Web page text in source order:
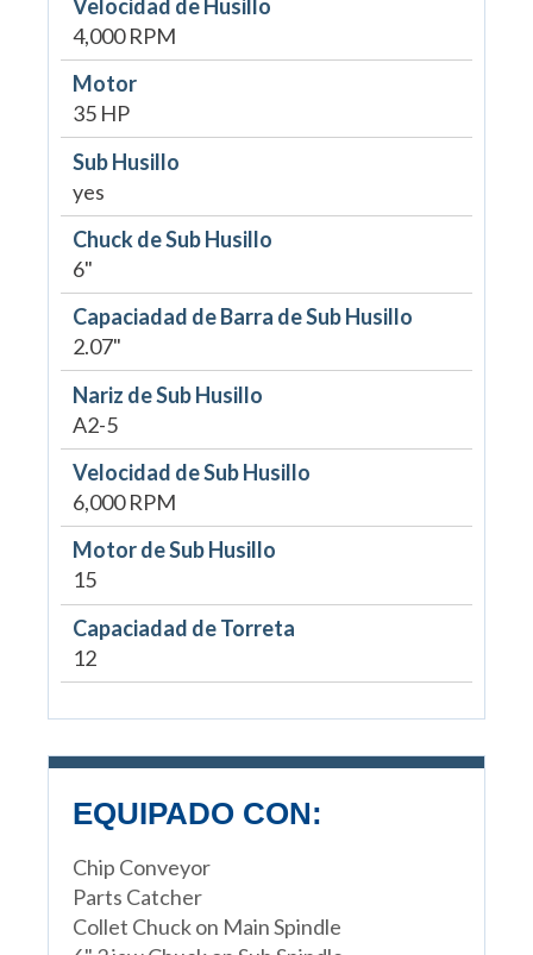
Velocidad de Husillo
4,000 RPM
Motor
35 HP
Sub Husillo
yes
Chuck de Sub Husillo
6"
Capaciadad de Barra de Sub Husillo
2.07"
Nariz de Sub Husillo
A2-5
Velocidad de Sub Husillo
6,000 RPM
Motor de Sub Husillo
15
Capaciadad de Torreta
12
EQUIPADO CON:
Chip Conveyor
Parts Catcher
Collet Chuck on Main Spindle